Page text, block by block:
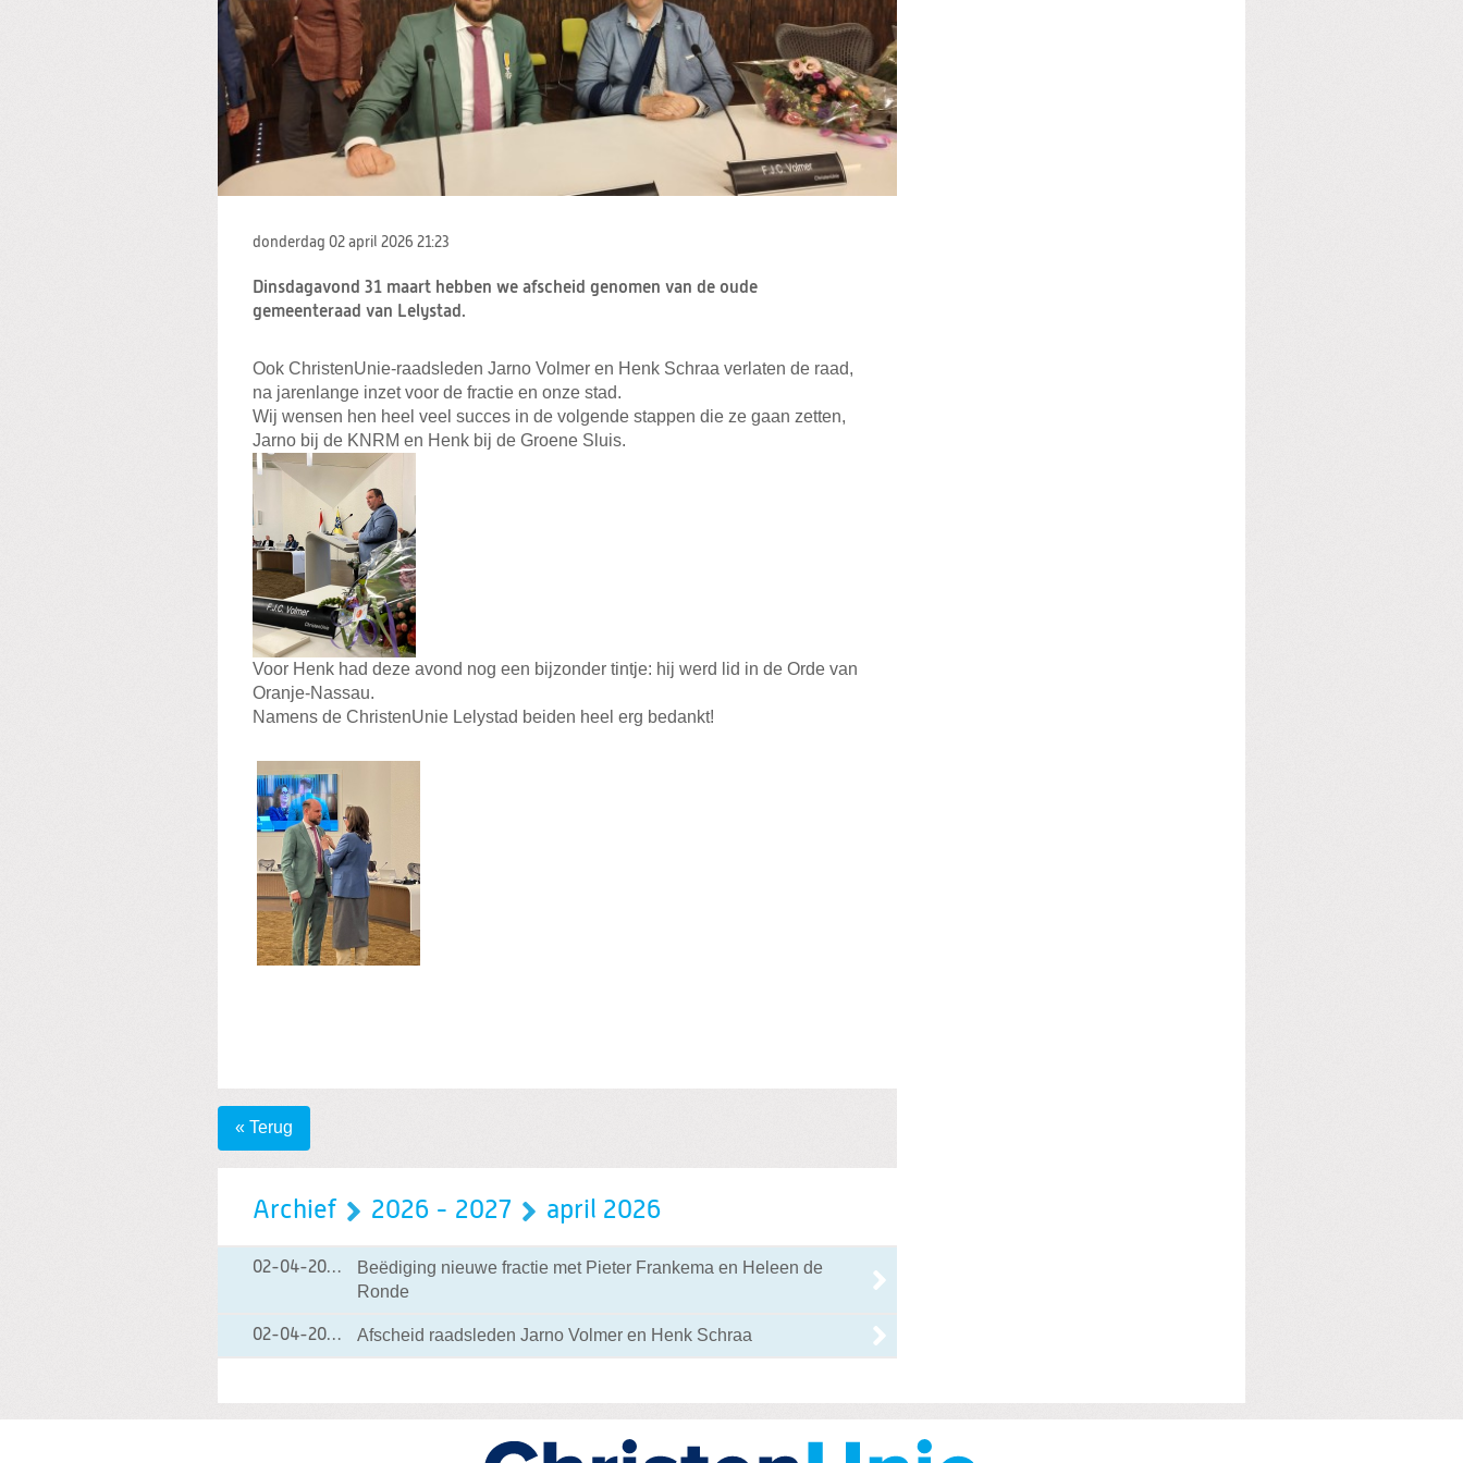
donderdag 02 april 2026 21:23
Dinsdagavond 31 maart hebben we afscheid genomen van de oude
gemeenteraad van Lelystad.
Ook ChristenUnie-raadsleden Jarno Volmer en Henk Schraa verlaten de raad,
na jarenlange inzet voor de fractie en onze stad.
Wij wensen hen heel veel succes in de volgende stappen die ze gaan zetten,
Jarno bij de KNRM en Henk bij de Groene Sluis.
Voor Henk had deze avond nog een bijzonder tintje: hij werd lid in de Orde van
Oranje-Nassau.
Namens de ChristenUnie Lelystad beiden heel erg bedankt!
« Terug
Archief 2026 - 2027 april 2026
02-04-2026 02-04-2026 21:35
Beëdiging nieuwe fractie met Pieter Frankema en Heleen de
Ronde
02-04-2026 02-04-2026 21:23
Afscheid raadsleden Jarno Volmer en Henk Schraa